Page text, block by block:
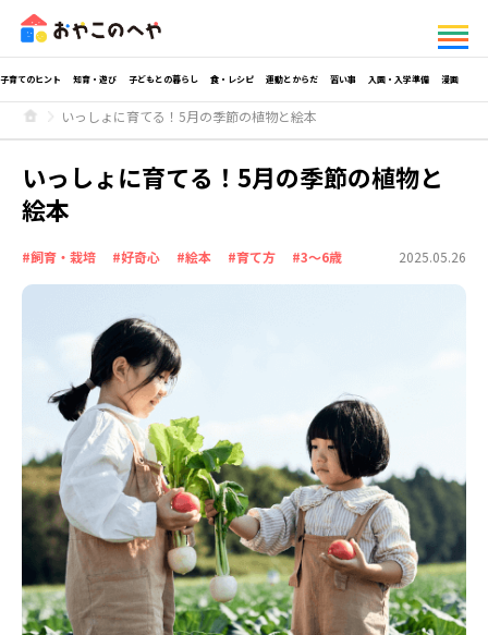
子育てのヒント 知育・遊び 子どもとの暮らし 食・レシピ 運動とからだ 習い事 入園・入学準備 漫画
いっしょに育てる！5月の季節の植物と絵本
いっしょに育てる！5月の季節の植物と
絵本
#飼育・栽培 #好奇心 #絵本 #育て方 #3～6歳 2025.05.26